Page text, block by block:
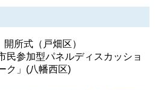
開所式（戸畑区）
民参加型パネルディスカッショ
ク」(八幡西区)